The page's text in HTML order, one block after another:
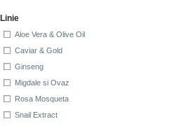
Linie
Aloe Vera & Olive Oil
Caviar & Gold
Ginseng
Migdale si Ovaz
Rosa Mosqueta
Snail Extract